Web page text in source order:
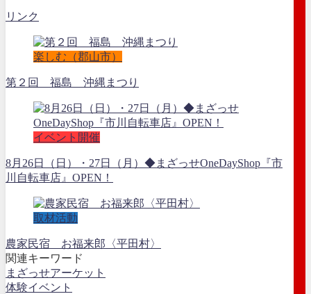
リンク
楽しむ（郡山市）
第２回 福島 沖縄まつり
イベント開催
8月26日（日）・27日（月）◆まざっせOneDayShop『市
川自転車店』OPEN！
取材活動
農家民宿 お福来郎〈平田村〉
関連キーワード
まざっせアーケット
体験イベント